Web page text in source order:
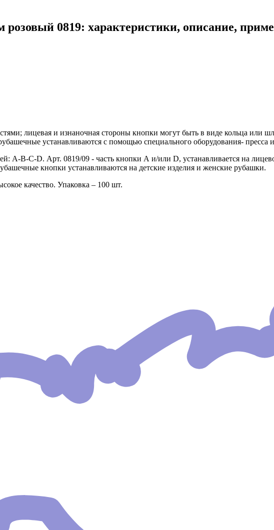
0819: характеристики, описание,
лицевая и изнаночная стороны кнопки могут быть в виде кольца или
устанавливаются с помощью специального оборудования- пресса
А-В-С-D. Арт. 0819/09 - часть кнопки А и/или D, устанавливается на
кнопки устанавливаются на детские изделия и женские рубашки.
качество. Упаковка – 100 шт.